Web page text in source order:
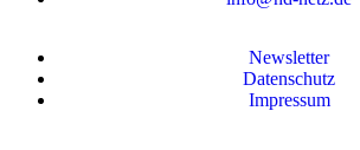
Newsletter
Datenschutz
Impressum